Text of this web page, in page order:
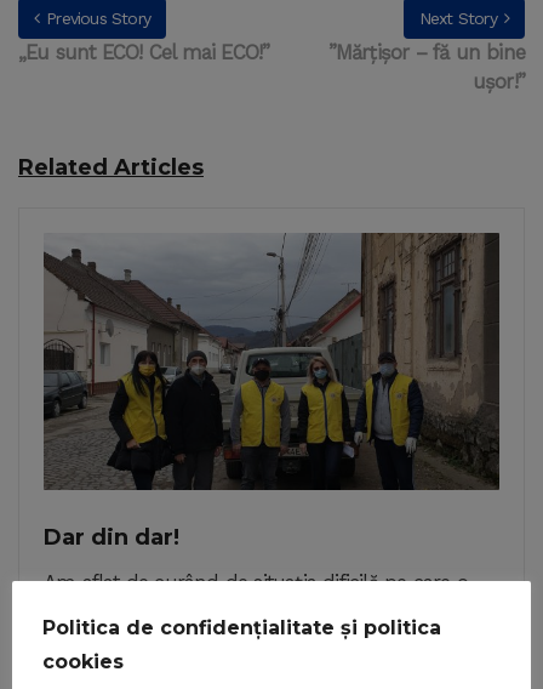
Previous Story
„Eu sunt ECO! Cel mai ECO!”
Next Story
”Mărțișor – fă un bine
ușor!”
Related Articles
Dar din dar!
Am aflat de curând de situația dificilă pe care o...
Politica de confidențialitate și politica
cookies